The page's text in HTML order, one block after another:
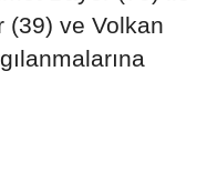
(39) ve Volkan